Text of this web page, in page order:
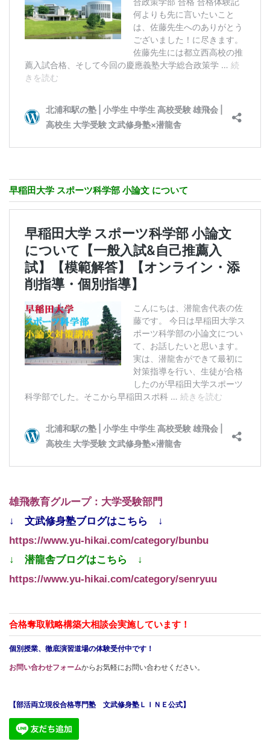
早稲田大学 スポーツ科学部 小論文 について
雄飛教育グループ：大学受験部門
↓ 文武修身塾ブログはこちら ↓
https://www.yu-hikai.com/category/bunbu
↓ 潜龍舎ブログはこちら ↓
https://www.yu-hikai.com/category/senryuu
合格奪取戦略構築大相談会実施しています！
個別授業、徹底演習道場の体験受付中です！
お問い合わせフォームからお気軽にお問い合わせください。
【部活両立現役合格専門塾 文武修身塾ＬＩＮＥ公式】